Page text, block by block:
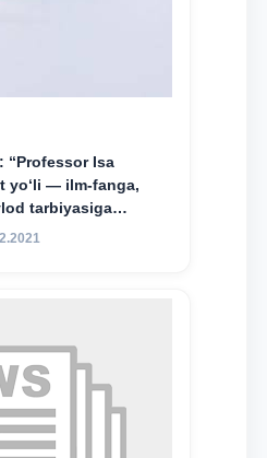
“Professor Isa
yo‘li — ilm-fanga,
tarbiyasiga